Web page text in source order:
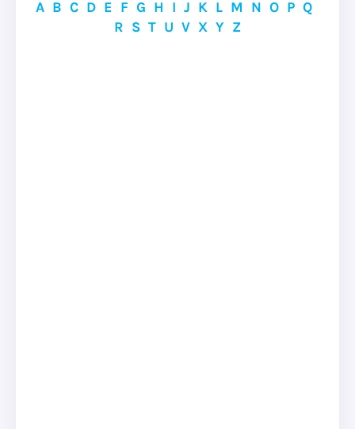
A B C D E F G H I J K L M N O P Q
R S T U V X Y Z